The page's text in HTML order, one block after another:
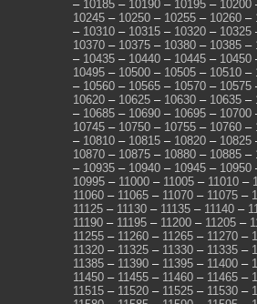
– 10185 – 10190 – 10195 – 10200
10245 – 10250 – 10255 – 10260 –
– 10310 – 10315 – 10320 – 10325
10370 – 10375 – 10380 – 10385 –
– 10435 – 10440 – 10445 – 10450
10495 – 10500 – 10505 – 10510 –
– 10560 – 10565 – 10570 – 10575
10620 – 10625 – 10630 – 10635 –
– 10685 – 10690 – 10695 – 10700
10745 – 10750 – 10755 – 10760 –
– 10810 – 10815 – 10820 – 10825
10870 – 10875 – 10880 – 10885 –
– 10935 – 10940 – 10945 – 10950
10995 – 11000 – 11005 – 11010 –
11060 – 11065 – 11070 – 11075 –
11125 – 11130 – 11135 – 11140 –
11190 – 11195 – 11200 – 11205 –
11255 – 11260 – 11265 – 11270 –
11320 – 11325 – 11330 – 11335 –
11385 – 11390 – 11395 – 11400 –
11450 – 11455 – 11460 – 11465 –
11515 – 11520 – 11525 – 11530 –